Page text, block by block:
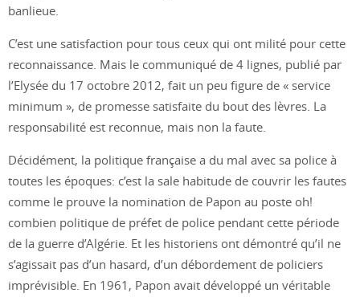
banlieue.
C’est une satisfaction pour tous ceux qui ont milité pour cette
reconnaissance. Mais le communiqué de 4 lignes, publié par
l’Elysée du 17 octobre 2012, fait un peu figure de « service
minimum », de promesse satisfaite du bout des lèvres. La
responsabilité est reconnue, mais non la faute.
Décidément, la politique française a du mal avec sa police à
toutes les époques: c’est la sale habitude de couvrir les fautes
comme le prouve la nomination de Papon au poste oh!
combien politique de préfet de police pendant cette période
de la guerre d’Algérie. Et les historiens ont démontré qu’il ne
s’agissait pas d’un hasard, d’un débordement de policiers
imprévisible. En 1961, Papon avait développé un véritable